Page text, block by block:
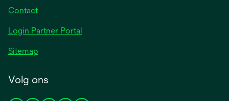
Contact
Login Partner Portal
Sitemap
Volg ons